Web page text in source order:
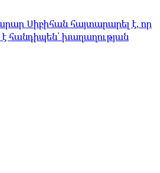
Սիբիհան հայտարարել է, որ
հանդիպեն՝ խաղաղության